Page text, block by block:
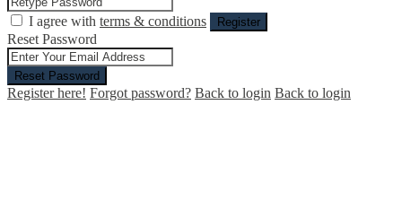
I agree with terms & conditions Register
Reset Password
Reset Password
Register here! Forgot password? Back to login Back to login